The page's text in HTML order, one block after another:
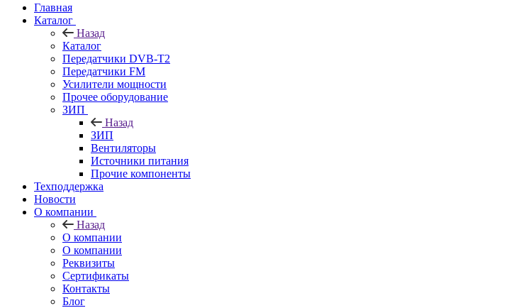
Главная
Каталог
Назад
Каталог
Передатчики DVB-T2
Передатчики FM
Усилители мощности
Прочее оборудование
ЗИП
Назад
ЗИП
Вентиляторы
Источники питания
Прочие компоненты
Техподдержка
Новости
О компании
Назад
О компании
О компании
Реквизиты
Сертификаты
Контакты
Блог